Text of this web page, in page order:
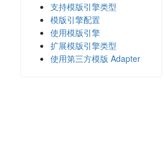
支持模版引擎类型
模版引擎配置
使用模版引擎
扩展模版引擎类型
使用第三方模版 Adapter